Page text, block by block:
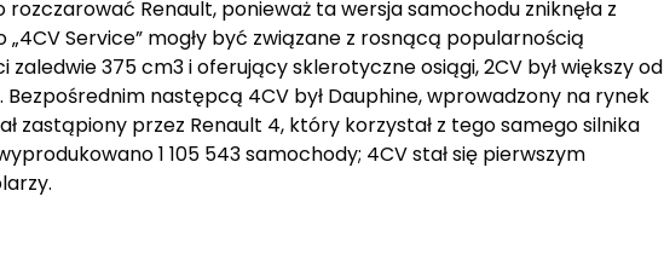
rozczarować Renault, ponieważ ta wersja samochodu zniknęła z
Service” mogły być związane z rosnącą popularnością
375 cm3 i oferujący sklerotyczne osiągi, 2CV był większy od
Bezpośrednim następcą 4CV był Dauphine, wprowadzony na rynek
zastąpiony przez Renault 4, który korzystał z tego samego silnika
1 105 543 samochody; 4CV stał się pierwszym